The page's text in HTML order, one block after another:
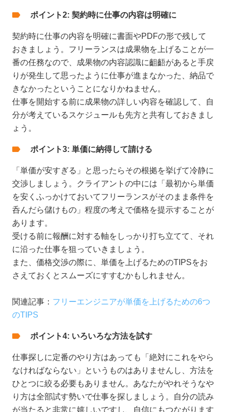
ポイント2: 契約時に仕事の内容は明確に
契約時に仕事の内容を明確に書面やPDFの形で残して
おきましょう。フリーランスは成果物を上げることが一
番の任務なので、成果物の内容認識に齟齬があると手戻
りが発生して思ったように仕事が進まなかった、納品で
きなかったということになりかねません。
仕事を開始する前に成果物の詳しい内容を確認して、自
分が考えているスケジュールも先方と共有しておきまし
ょう。
ポイント3: 単価に納得して請ける
「単価が安すぎる」と思ったらその根拠を挙げて冷静に
交渉しましょう。クライアントの中には「最初から単価
を安くふっかけておいてフリーランスがそのまま条件を
呑んだら儲けもの」程度の考えで価格を提示することが
あります。
受ける前に報酬に対する軸をしっかり打ち立てて、それ
に沿った仕事を狙っていきましょう。
また、価格交渉の際に、単価を上げるためのTIPSをお
さえておくとスムーズにすすむかもしれません。
関連記事： フリーエンジニアが単価を上げるための6つ
のTIPS
ポイント4: いろいろな方法を試す
仕事探しに定番のやり方はあっても「絶対にこれをやら
なければならない」というものはありませんし、方法を
ひとつに絞る必要もありません。あなたがやれそうなや
り方は全部試す勢いで仕事を探しましょう。自分の読み
が当たると非常に嬉しいですし、自信にもつながります